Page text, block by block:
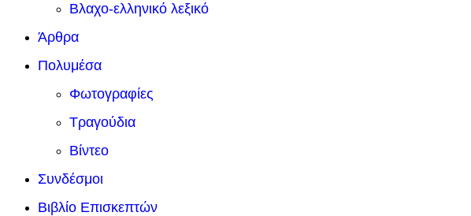
Βλαχο-ελληνικό λεξικό
Άρθρα
Πολυμέσα
Φωτογραφίες
Τραγούδια
Βίντεο
Συνδέσμοι
Βιβλίο Επισκεπτών